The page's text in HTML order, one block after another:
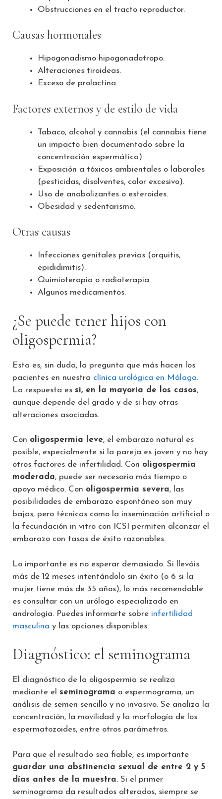
Obstrucciones en el tracto reproductor.
Causas hormonales
Hipogonadismo hipogonadotropo.
Alteraciones tiroideas.
Exceso de prolactina.
Factores externos y de estilo de vida
Tabaco, alcohol y cannabis (el cannabis tiene
un impacto bien documentado sobre la
concentración espermática).
Exposición a tóxicos ambientales o laborales
(pesticidas, disolventes, calor excesivo).
Uso de anabolizantes o esteroides.
Obesidad y sedentarismo.
Otras causas
Infecciones genitales previas (orquitis,
epididimitis).
Quimioterapia o radioterapia.
Algunos medicamentos.
¿Se puede tener hijos con
oligospermia?
Esta es, sin duda, la pregunta que más hacen los
pacientes en nuestra clínica urológica en Málaga.
La respuesta es sí, en la mayoría de los casos,
aunque depende del grado y de si hay otras
alteraciones asociadas.
Con oligospermia leve, el embarazo natural es
posible, especialmente si la pareja es joven y no hay
otros factores de infertilidad. Con oligospermia
moderada, puede ser necesario más tiempo o
apoyo médico. Con oligospermia severa, las
posibilidades de embarazo espontáneo son muy
bajas, pero técnicas como la inseminación artificial o
la fecundación in vitro con ICSI permiten alcanzar el
embarazo con tasas de éxito razonables.
Lo importante es no esperar demasiado. Si lleváis
más de 12 meses intentándolo sin éxito (o 6 si la
mujer tiene más de 35 años), lo más recomendable
es consultar con un urólogo especializado en
andrología. Puedes informarte sobre infertilidad
masculina y las opciones disponibles.
Diagnóstico: el seminograma
El diagnóstico de la oligospermia se realiza
mediante el seminograma o espermograma, un
análisis de semen sencillo y no invasivo. Se analiza la
concentración, la movilidad y la morfología de los
espermatozoides, entre otros parámetros.
Para que el resultado sea fiable, es importante
guardar una abstinencia sexual de entre 2 y 5
días antes de la muestra. Si el primer
seminograma da resultados alterados, siempre se